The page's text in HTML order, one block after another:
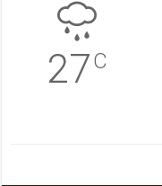
27C